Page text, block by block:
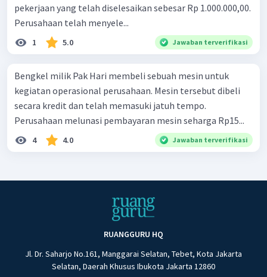
pekerjaan yang telah diselesaikan sebesar Rp 1.000.000,00.
Perusahaan telah menyele...
1 5.0 Jawaban terverifikasi
Bengkel milik Pak Hari membeli sebuah mesin untuk
kegiatan operasional perusahaan. Mesin tersebut dibeli
secara kredit dan telah memasuki jatuh tempo.
Perusahaan melunasi pembayaran mesin seharga Rp15...
4 4.0 Jawaban terverifikasi
RUANGGURU HQ
Jl. Dr. Saharjo No.161, Manggarai Selatan, Tebet, Kota Jakarta
Selatan, Daerah Khusus Ibukota Jakarta 12860